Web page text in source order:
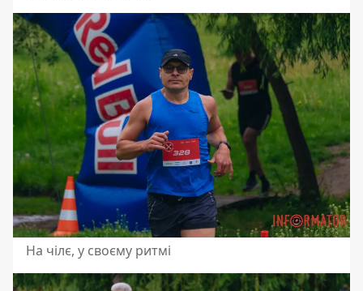
На чілє, у своєму ритмі